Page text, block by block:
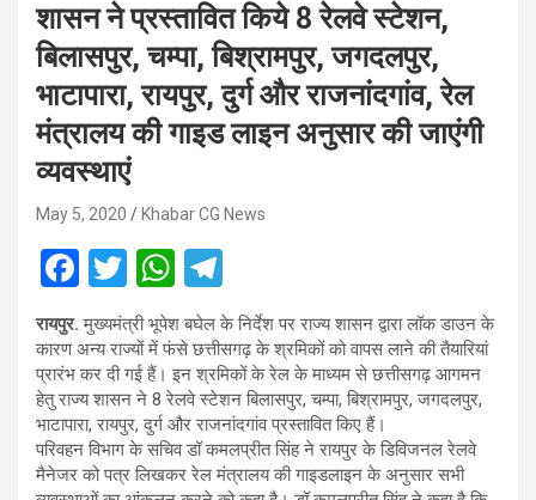
शासन ने प्रस्तावित किये 8 रेलवे स्टेशन,
बिलासपुर, चम्पा, बिश्रामपुर, जगदलपुर,
भाटापारा, रायपुर, दुर्ग और राजनांदगांव, रेल
मंत्रालय की गाइड लाइन अनुसार की जाएंगी
व्यवस्थाएं
May 5, 2020 Khabar CG News
F
a
ce
b
o
o
T
wi
tt
er
W
h
at
s
A
p
el
e
gr
a
m
रायपुर. मुख्यमंत्री भूपेश बघेल के निर्देश पर राज्य शासन द्वारा लॉक डाउन के
कारण अन्य राज्यों में फंसे छत्तीसगढ़ के श्रमिकों को वापस लाने की तैयारियां
प्रारंभ कर दी गई हैं। इन श्रमिकों के रेल के माध्यम से छत्तीसगढ़ आगमन
हेतु राज्य शासन ने 8 रेलवे स्टेशन बिलासपुर, चम्पा, बिश्रामपुर, जगदलपुर,
भाटापारा, रायपुर, दुर्ग और राजनांदगांव प्रस्तावित किए हैं।
परिवहन विभाग के सचिव डॉ कमलप्रीत सिंह ने रायपुर के डिविजनल रेलवे
मैनेजर को पत्र लिखकर रेल मंत्रालय की गाइडलाइन के अनुसार सभी